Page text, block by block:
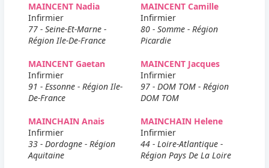
MAINCENT Nadia
Infirmier
77 - Seine-Et-Marne -
Région Ile-De-France
MAINCENT Camille
Infirmier
80 - Somme - Région
Picardie
MAINCENT Gaetan
Infirmier
91 - Essonne - Région Ile-
De-France
MAINCENT Jacques
Infirmier
97 - DOM TOM - Région
DOM TOM
MAINCHAIN Anais
Infirmier
33 - Dordogne - Région
Aquitaine
MAINCHAIN Helene
Infirmier
44 - Loire-Atlantique -
Région Pays De La Loire